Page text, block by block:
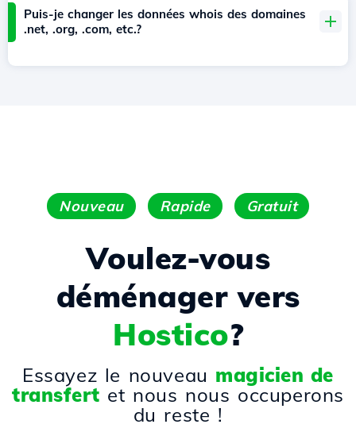
Puis-je changer les données whois des domaines
.net, .org, .com, etc.?
Nouveau Rapide Gratuit
Voulez-vous
déménager vers
Hostico?
Essayez le nouveau magicien de
transfert et nous nous occuperons
du reste !